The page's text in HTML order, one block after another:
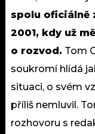
spolu oficiálně
2001, kdy už
o rozvod. Tom
soukromí hlídá
situaci, o svém
příliš nemluvil.
rozhovoru s